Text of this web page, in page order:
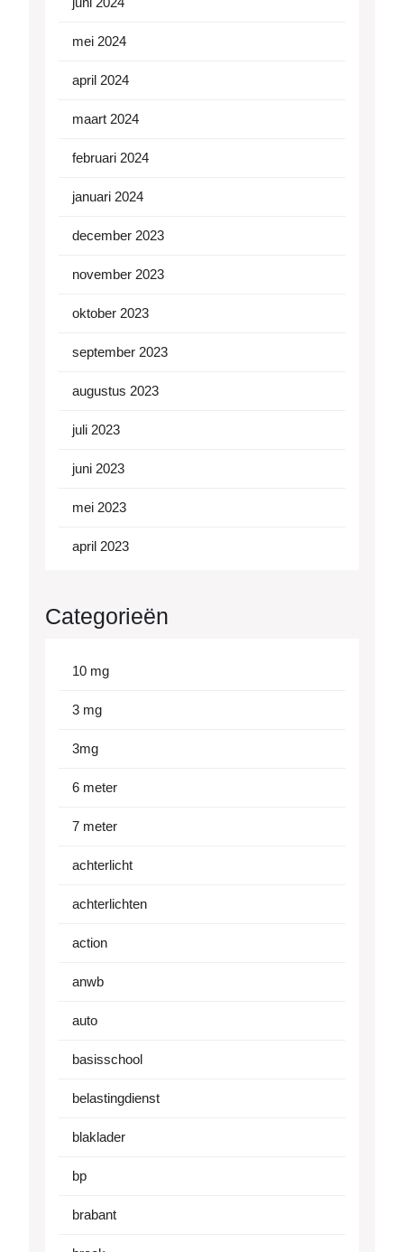
mei 2024
april 2024
maart 2024
februari 2024
januari 2024
december 2023
november 2023
oktober 2023
september 2023
augustus 2023
juli 2023
juni 2023
mei 2023
april 2023
Categorieën
10 mg
3 mg
3mg
6 meter
7 meter
achterlicht
achterlichten
action
anwb
auto
basisschool
belastingdienst
blaklader
bp
brabant